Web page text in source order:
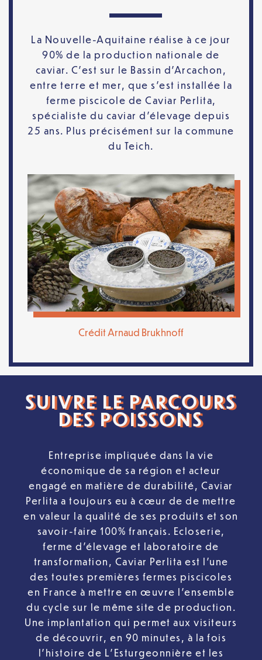
La Nouvelle-Aquitaine réalise à ce jour
90% de la production nationale de
caviar. C’est sur le Bassin d’Arcachon,
entre terre et mer, que s’est installée la
ferme piscicole de Caviar Perlita,
spécialiste du caviar d’élevage depuis
25 ans. Plus précisément sur la commune
du Teich.
Crédit Arnaud Brukhnoff
SUIVRE LE PARCOURS
DES POISSONS
Entreprise impliquée dans la vie
économique de sa région et acteur
engagé en matière de durabilité, Caviar
Perlita a toujours eu à cœur de de mettre
en valeur la qualité de ses produits et son
savoir-faire 100% français. Ecloserie,
ferme d’élevage et laboratoire de
transformation, Caviar Perlita est l’une
des toutes premières fermes piscicoles
en France à mettre en œuvre l’ensemble
du cycle sur le même site de production.
Une implantation qui permet aux visiteurs
de découvrir, en 90 minutes, à la fois
l’histoire de L’Esturgeonnière et les